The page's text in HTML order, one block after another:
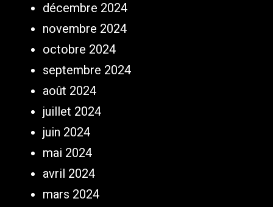
décembre 2024
novembre 2024
octobre 2024
septembre 2024
août 2024
juillet 2024
juin 2024
mai 2024
avril 2024
mars 2024